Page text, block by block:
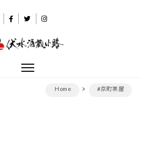
Toggle
Home
#京町茶屋